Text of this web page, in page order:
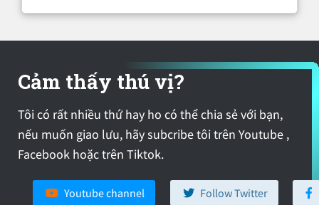
Cảm thấy thú vị?
Tôi có rất nhiều thứ hay ho có thể chia sẻ với bạn,
nếu muốn giao lưu, hãy subcribe tôi trên Youtube ,
Facebook hoặc trên Tiktok.
Youtube channel Follow Twitter